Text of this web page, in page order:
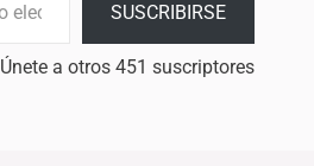
SUSCRIBIRSE
Únete a otros 451 suscriptores